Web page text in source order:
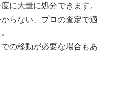
に大量に処分できます。
からない、プロの査定で適
での移動が必要な場合もあ